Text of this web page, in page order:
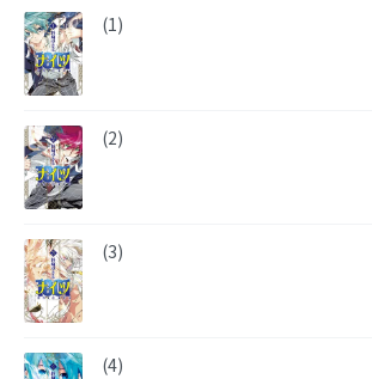
(1)
(2)
(3)
(4)